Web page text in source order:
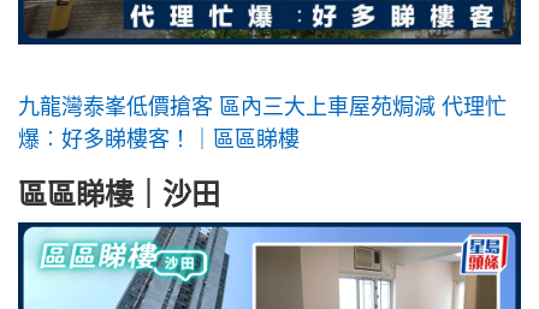
九龍灣泰峯低價搶客 區內三大上車屋苑焗減 代理忙
爆︰好多睇樓客！｜區區睇樓
區區睇樓｜沙田